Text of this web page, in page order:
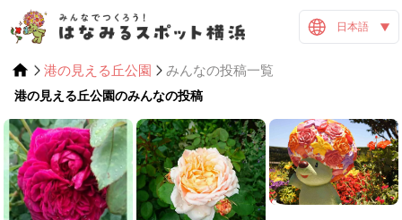
日本語
港の見える丘公園
みんなの投稿一覧
港の見える丘公園のみんなの投稿